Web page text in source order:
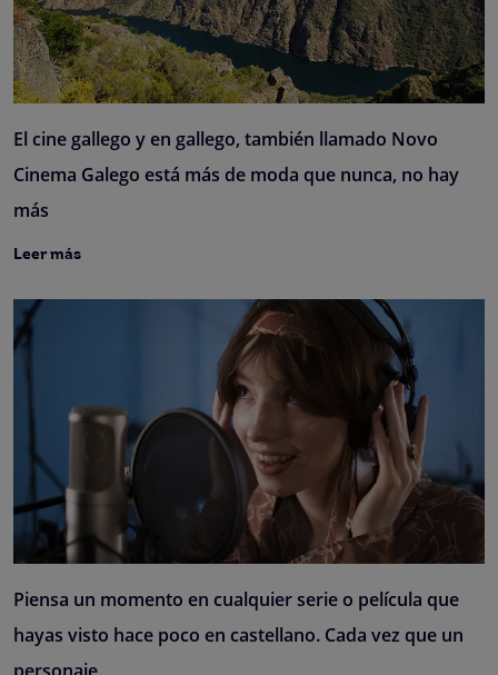
El cine gallego y en gallego, también llamado Novo
Cinema Galego está más de moda que nunca, no hay
más
Leer más
Piensa un momento en cualquier serie o película que
hayas visto hace poco en castellano. Cada vez que un